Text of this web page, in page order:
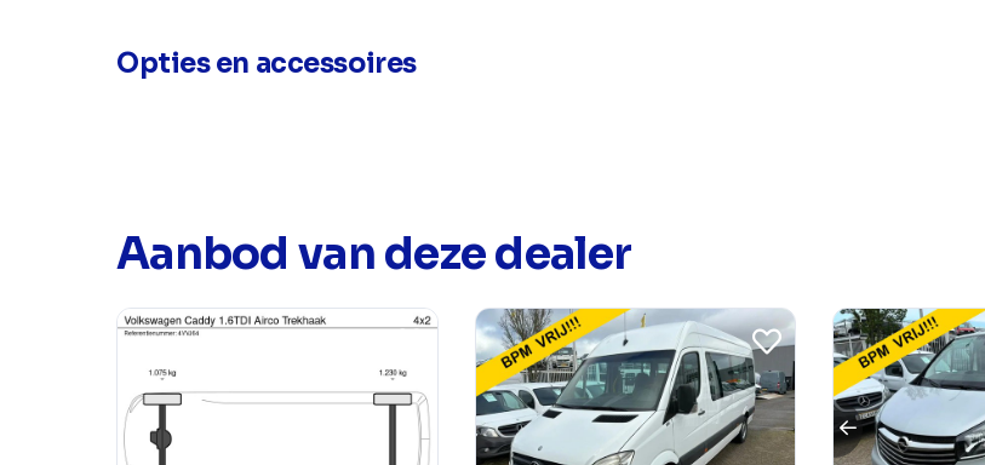
Opties en accessoires
Aanbod van deze dealer